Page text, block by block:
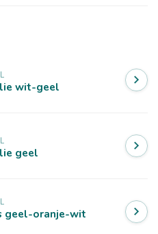
wit-geel
geel
geel-oranje-wit